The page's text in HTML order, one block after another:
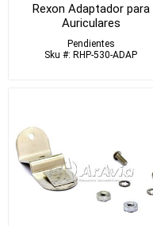
Rexon Adaptador para
Auriculares
Pendientes
Sku #: RHP-530-ADAP